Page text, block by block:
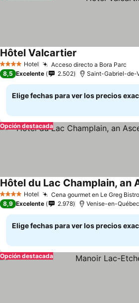
4 EstrellasHotel Acceso directo a Bora Parc
Hôtel Valcartier
8,5 Excelente 2.502 Saint-Gabriel-de-
Elige fechas para ver los precios
Opción destacada
4 EstrellasHotel Cena gourmet en Le Greg Bistro
8,9 Excelente 2.978 Venise-en-Québec
Elige fechas para ver los precios
Opción destacada